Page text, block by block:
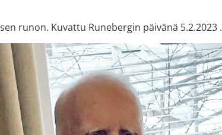
runon. Kuvattu Runebergin päivänä 5.2.2023 .